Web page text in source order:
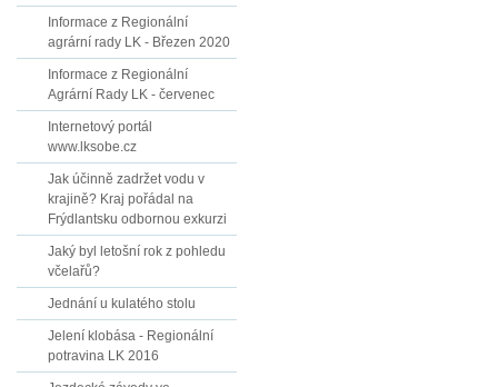
Informace z Regionální
agrární rady LK - Březen 2020
Informace z Regionální
Agrární Rady LK - červenec
Internetový portál
www.lksobe.cz
Jak účinně zadržet vodu v
krajině? Kraj pořádal na
Frýdlantsku odbornou exkurzi
Jaký byl letošní rok z pohledu
včelařů?
Jednání u kulatého stolu
Jelení klobása - Regionální
potravina LK 2016